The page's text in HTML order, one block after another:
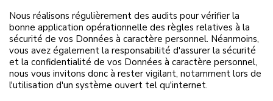
Nous réalisons régulièrement des audits pour vérifier la
bonne application opérationnelle des règles relatives à la
sécurité de vos Données à caractère personnel. Néanmoins,
vous avez également la responsabilité d'assurer la sécurité
et la confidentialité de vos Données à caractère personnel,
nous vous invitons donc à rester vigilant, notamment lors de
l'utilisation d'un système ouvert tel qu'internet.